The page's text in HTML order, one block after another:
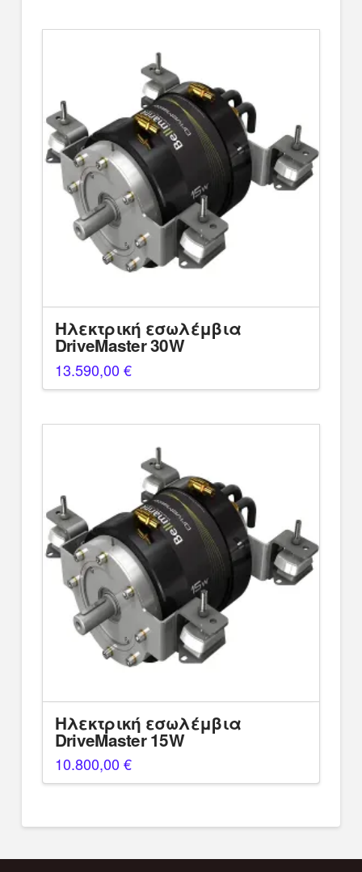
Ηλεκτρική εσωλέμβια
DriveMaster 30W
13.590,00€
Ηλεκτρική εσωλέμβια
DriveMaster 15W
10.800,00€